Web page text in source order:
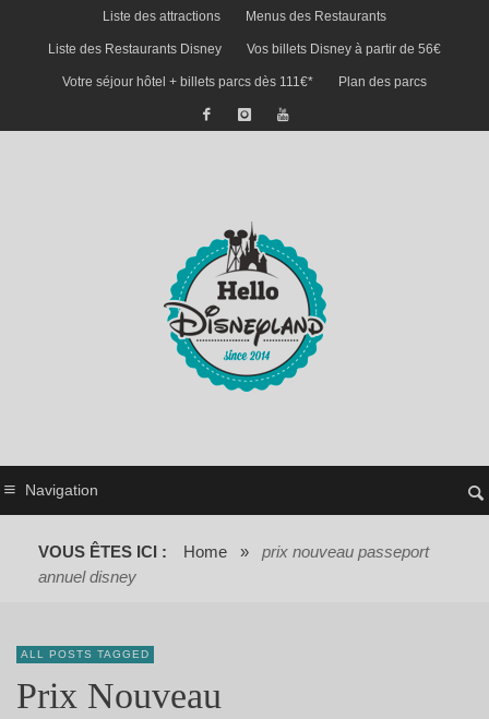
Liste des attractions Menus des Restaurants
Liste des Restaurants Disney Vos billets Disney à partir de 56€
Votre séjour hôtel + billets parcs dès 111€* Plan des parcs
Navigation
VOUS ÊTES ICI : Home »
prix nouveau passeport
annuel disney
ALL POSTS TAGGED
Prix Nouveau